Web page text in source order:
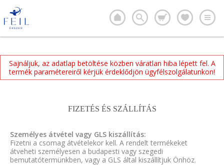
Sajnáljuk, az adatlap betöltése közben váratlan hiba lépett fel. A
termék paramétereiről kérjük érdeklődjön ügyfélszolgálatunkon!
FIZETÉS ÉS SZÁLLÍTÁS
Személyes átvétel vagy GLS kiszállítás:
Fizetni a csomag átvételekor kell. A rendelt termékeket
átveheti személyesen a budapesti vagy szegedi
bemutatótermünkben, vagy a GLS által kiszállítjuk Önhöz.